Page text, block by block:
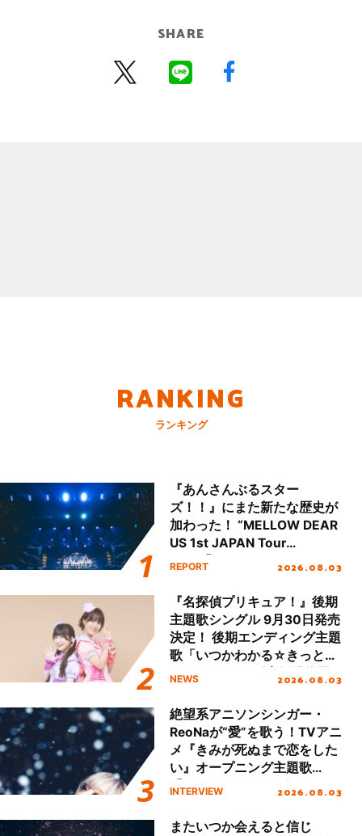
SHARE
RANKING
ランキング
『あんさんぶるスター
ズ！！』にまた新たな歴史が
加わった！ “MELLOW DEAR
US 1st JAPAN Tour
Final「NICE to meet YOU
ート!!
REPORT 2026.08.03
『名探偵プリキュア！』後期
主題歌シングル 9月30日発売
決定！ 後期エンディング主題
歌「いつかわかる☆きっとあ
える」TVサイズ先行配信開
NEWS 2026.08.03
絶望系アニソンシンガー・
ReoNaが“愛”を歌う！TVアニ
メ『きみが死ぬまで恋をした
い』オープニング主題歌
「Amore」インタビュー
INTERVIEW 2026.08.03
またいつか会えると信じ